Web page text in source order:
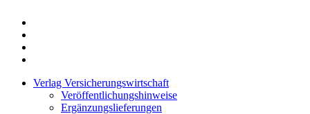
Verlag Versicherungswirtschaft
Veröffentlichungshinweise
Ergänzungslieferungen